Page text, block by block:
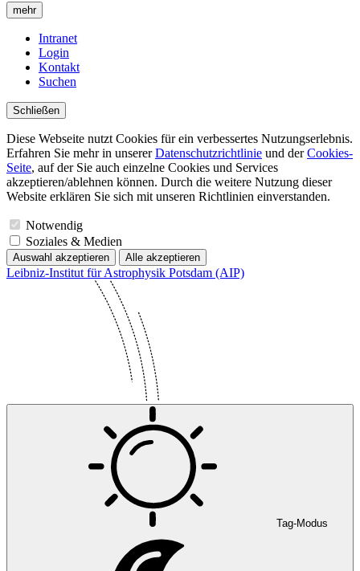
mehr
Intranet
Login
Kontakt
Suchen
Schließen
Diese Webseite nutzt Cookies für ein verbessertes Nutzungserlebnis.
Erfahren Sie mehr in unsererDatenschutzrichtlinie und derCookies-
Seite, auf der Sie auch einzelne Cookies und Services
akzeptieren/ablehnen können. Durch die weitere Nutzung dieser
Website erklären Sie sich mit unseren Richtlinien einverstanden.
Notwendig
Soziales & Medien
Auswahl akzeptieren Alle akzeptieren
Leibniz-Institut für Astrophysik Potsdam (AIP)
Tag-Modus